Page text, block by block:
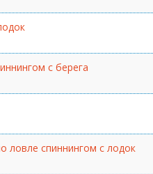
с берега
ловле спиннингом с лодок